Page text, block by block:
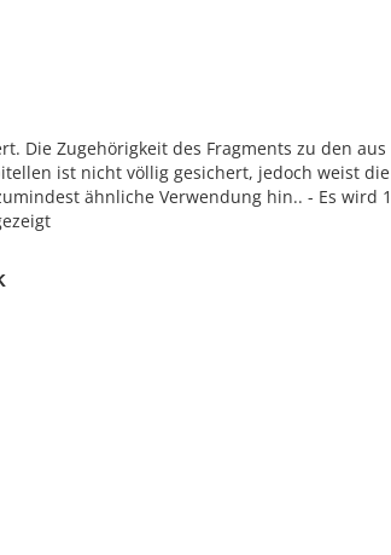
Die Zugehörigkeit des Fragments zu den aus
ist nicht völlig gesichert, jedoch weist die
ähnliche Verwendung hin.. - Es wird 1